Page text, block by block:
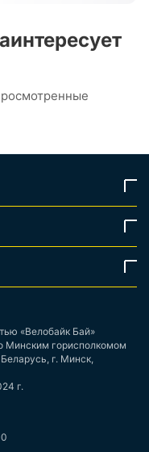
«Велобайк Бай»
Минским горисполкомом
г. Минск,
г.